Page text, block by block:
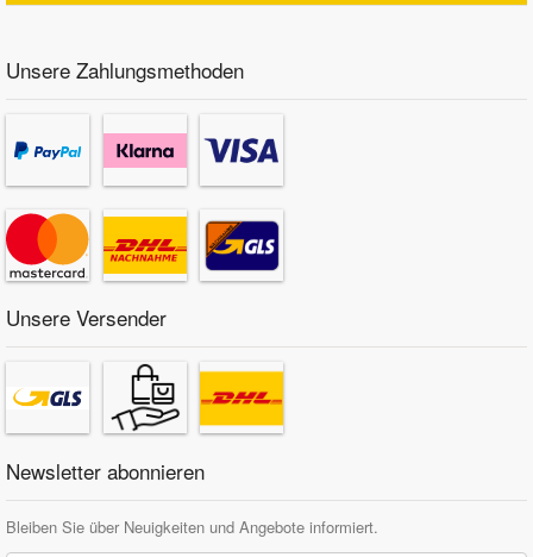
Unsere Zahlungsmethoden
Unsere Versender
Newsletter abonnieren
Bleiben Sie über Neuigkeiten und Angebote informiert.